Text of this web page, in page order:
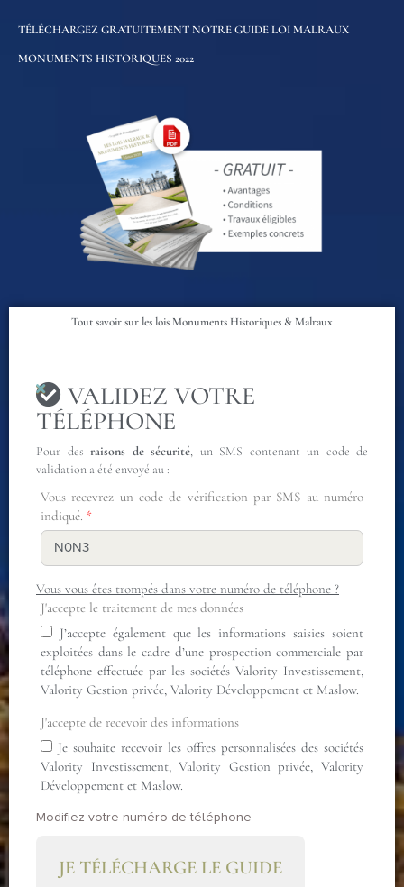
TÉLÉCHARGEZ GRATUITEMENT NOTRE GUIDE LOI MALRAUX
MONUMENTS HISTORIQUES 2022
Tout savoir sur les lois Monuments Historiques & Malraux
VALIDEZ VOTRE
TÉLÉPHONE
Pour des raisons de sécurité, un SMS contenant un code de
validation a été envoyé au :
Vous recevrez un code de vérification par SMS au numéro
indiqué.
Vous vous êtes trompés dans votre numéro de téléphone ?
J'accepte le traitement de mes données
J’accepte également que les informations saisies soient
exploitées dans le cadre d’une prospection commerciale par
téléphone effectuée par les sociétés Valority Investissement,
Valority Gestion privée, Valority Développement et Maslow.
J'accepte de recevoir des informations
Je souhaite recevoir les offres personnalisées des sociétés
Valority Investissement, Valority Gestion privée, Valority
Développement et Maslow.
Modifiez votre numéro de téléphone
JE TÉLÉCHARGE LE GUIDE